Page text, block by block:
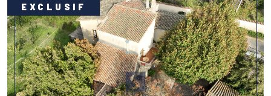
EXCLUSIF